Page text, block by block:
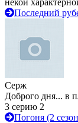
некой
Последний
Серж
Доброго дня... в
3 серию 2
Погоня (2